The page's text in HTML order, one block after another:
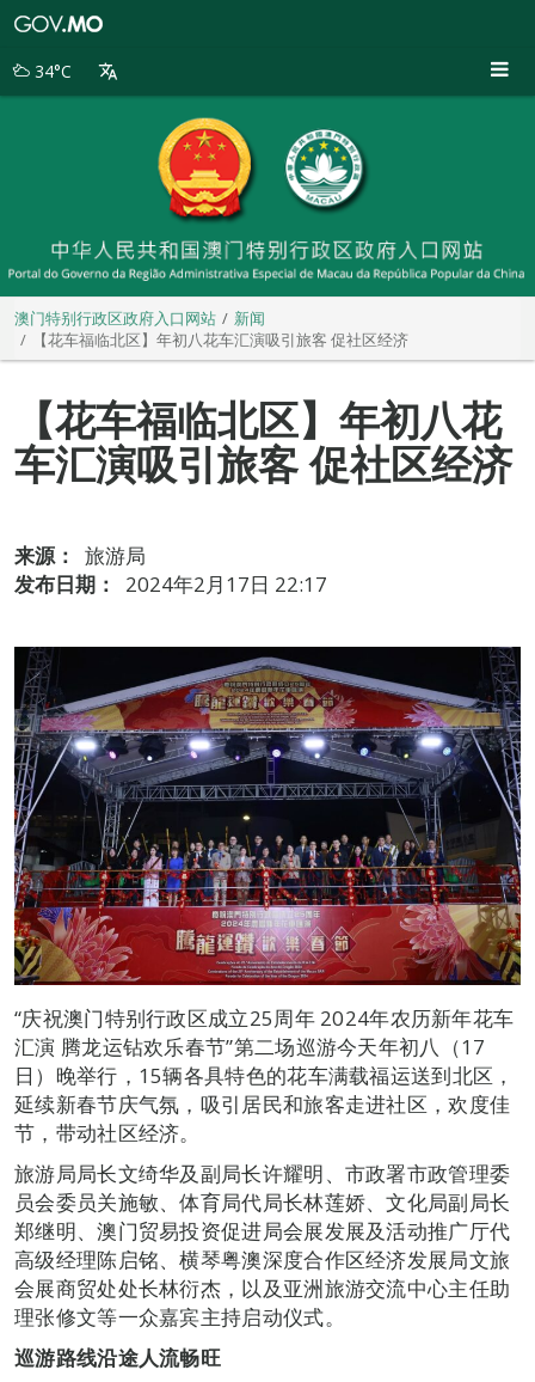
别
34°C
澳门特别行政区政府入口网站
新闻
【花车福临北区】年初八花车汇演吸引旅客 促社区经济
【花车福临北区】年初八花
车汇演吸引旅客 促社区经济
来源：
旅游局
发布日期：
2024年2月17日 22:17
“庆祝澳门特别行政区成立25周年 2024年农历新年花车
汇演 腾龙运钻欢乐春节”第二场巡游今天年初八（17
日）晚举行，15辆各具特色的花车满载福运送到北区，
延续新春节庆气氛，吸引居民和旅客走进社区，欢度佳
节，带动社区经济。
旅游局局长文绮华及副局长许耀明、市政署市政管理委
员会委员关施敏、体育局代局长林莲娇、文化局副局长
郑继明、澳门贸易投资促进局会展发展及活动推广厅代
高级经理陈启铭、横琴粤澳深度合作区经济发展局文旅
会展商贸处处长林衍杰，以及亚洲旅游交流中心主任助
理张修文等一众嘉宾主持启动仪式。
巡游路线沿途人流畅旺